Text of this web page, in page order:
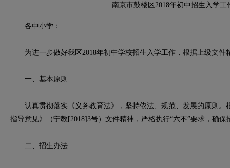
南京市鼓楼区2018年初中招生入学工
各中小学：
为进一步做好我区2018年初中学校招生入学工作，根据上级文件
一、基本原则
认真贯彻落实《义务教育法》，坚持依法、规范、发展的原则。
指导意见》（宁教[2018]3号）文件精神，严格执行“六不”要求，确
二、招生办法